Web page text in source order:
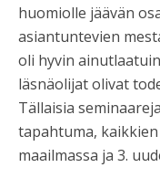
huomiolle jäävän
asiantuntevien
oli hyvin
läsnäolijat olivat
Tällaisia
tapahtuma,
maailmassa ja 3.